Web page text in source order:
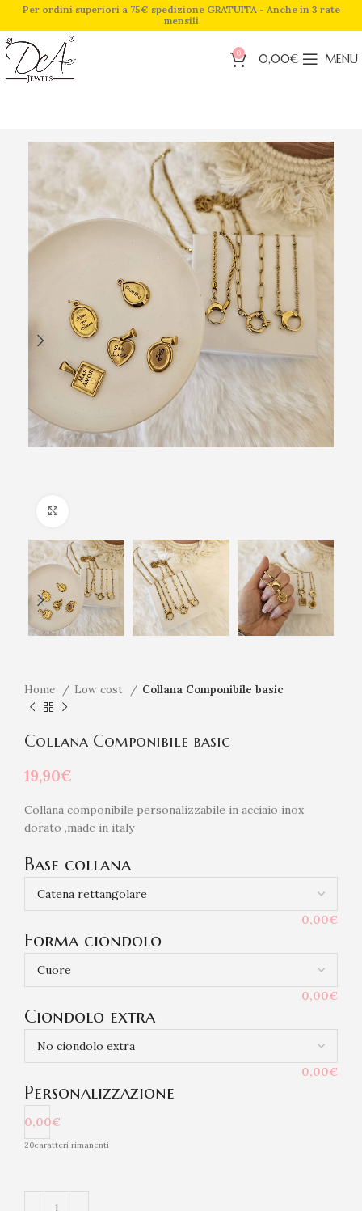
Per ordini superiori a 75€ spedizione GRATUITA - Anche in 3 rate
mensili
0 0,00€ MENU
Home Low cost Collana Componibile basic
Collana Componibile basic
19,90€
Collana componibile personalizzabile in acciaio inox
dorato ,made in italy
Base collana
0,00€
Forma ciondolo
0,00€
Ciondolo extra
0,00€
Personalizzazione
0,00€
20caratteri rimanenti